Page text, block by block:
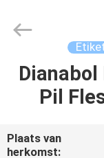
HUIS
Industry
Rights
Reserved.
Pil
Plaats van
herkomst: